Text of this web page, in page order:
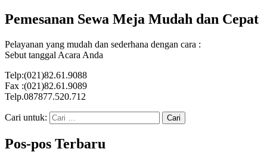
Pemesanan Sewa Meja Mudah dan Cepat
Pelayanan yang mudah dan sederhana dengan cara :
Sebut tanggal Acara Anda
Telp:(021)82.61.9088
Fax :(021)82.61.9089
Telp.087877.520.712
Cari untuk:
Pos-pos Terbaru